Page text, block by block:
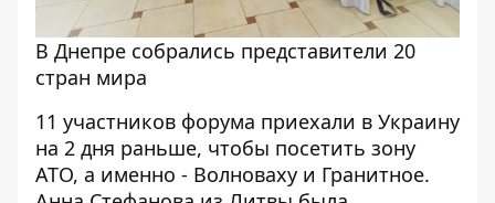
В Днепре собрались представители 20
стран мира
11 участников форума приехали в Украину
на 2 дня раньше, чтобы посетить зону
АТО, а именно - Волноваху и Гранитное.